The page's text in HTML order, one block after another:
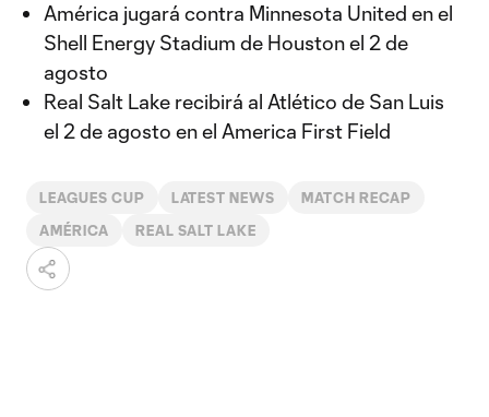
América jugará contra Minnesota United en el
Shell Energy Stadium de Houston el 2 de
agosto
Real Salt Lake recibirá al Atlético de San Luis
el 2 de agosto en el America First Field
LEAGUES CUP LATEST NEWS MATCH RECAP
AMÉRICA REAL SALT LAKE